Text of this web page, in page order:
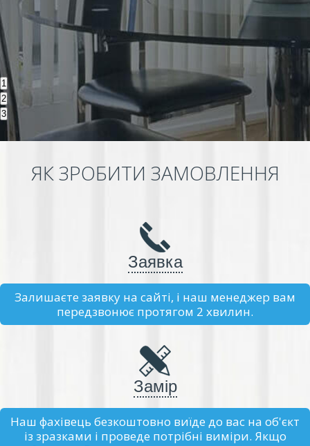
1
2
3
ЯК ЗРОБИТИ ЗАМОВЛЕННЯ
Заявка
Залишаєте заявку на сайті, і наш менеджер вам
передзвонює протягом 2 хвилин.
Замір
Наш фахівець безкоштовно виїде до вас на об'єкт
із зразками і проведе потрібні виміри. Якщо